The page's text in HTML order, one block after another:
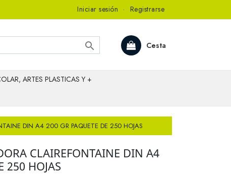
Iniciar sesión · Registrarse
Cesta

ARTES PLASTICAS Y +
DIN A4 200 GR PAQUETE DE 250 HOJAS
CLAIREFONTAINE DIN A4
250 HOJAS